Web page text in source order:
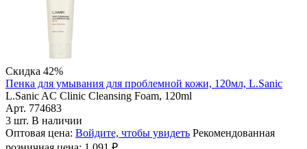
Скидка 42%
Пенка для умывания для проблемной кожи, 120мл, L.Sanic
L.Sanic AC Clinic Cleansing Foam, 120ml
Арт. 774683
3 шт. В наличии
Оптовая цена: Войдите, чтобы увидеть Рекомендованная